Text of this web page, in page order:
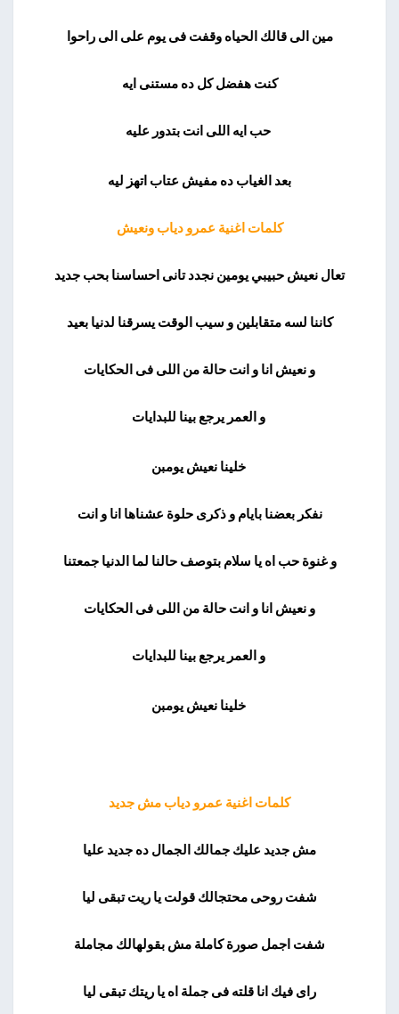
مين الى قالك الحياه وقفت فى يوم على الى راحوا
كنت هفضل كل ده مستنى ايه
حب ايه اللى انت بتدور عليه
بعد الغياب ده مفيش عتاب اتهز ليه
كلمات اغنية عمرو دياب ونعيش
تعال نعيش حبيبي يومين نجدد تانى احساسنا بحب جديد
كاننا لسه متقابلين و سيب الوقت يسرقنا لدنيا بعيد
و نعيش انا و انت حالة من اللى فى الحكايات
و العمر يرجع بينا للبدايات
خلينا نعيش يومبن
نفكر بعضنا بايام و ذكرى حلوة عشناها انا و انت
و غنوة حب اه يا سلام بتوصف حالنا لما الدنيا جمعتنا
و نعيش انا و انت حالة من اللى فى الحكايات
و العمر يرجع بينا للبدايات
خلينا نعيش يومبن
كلمات اغنية عمرو دياب مش جديد
مش جديد عليك جمالك الجمال ده جديد عليا
شفت روحى محتجالك قولت يا ريت تبقى ليا
شفت اجمل صورة كاملة مش بقولهالك مجاملة
راى فيك انا قلته فى جملة اه يا ريتك تبقى ليا